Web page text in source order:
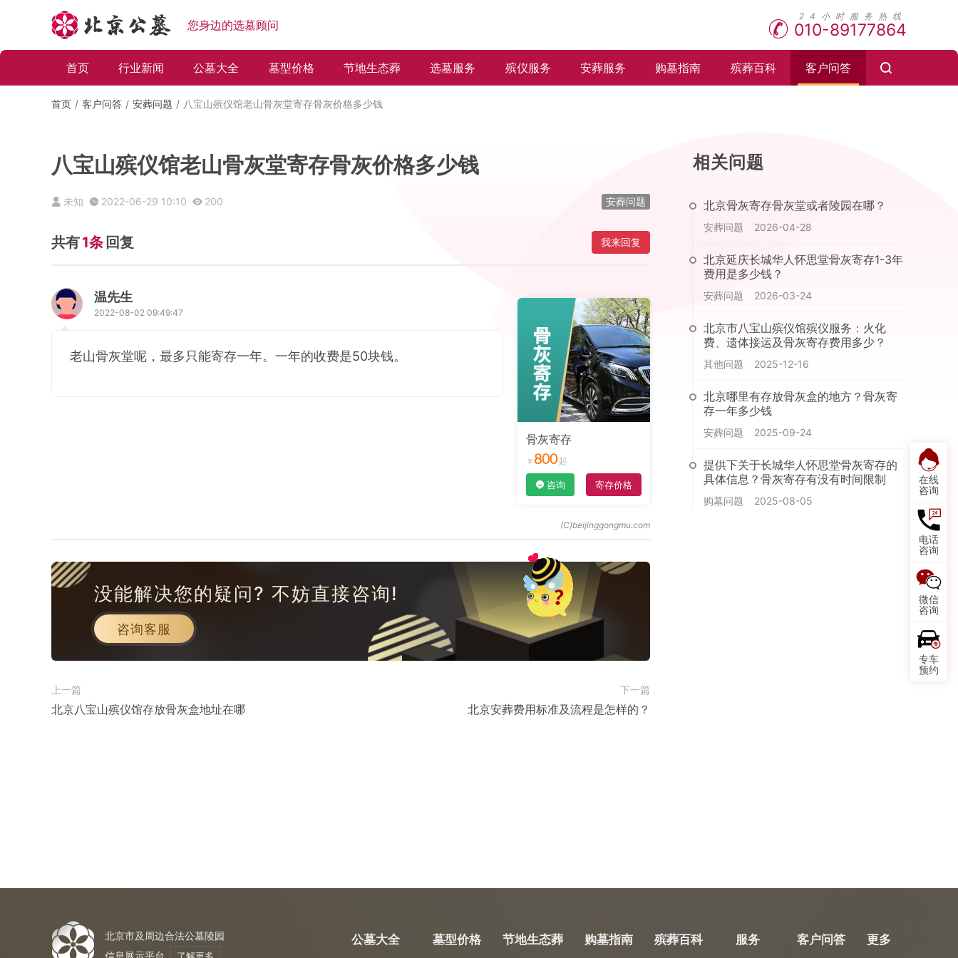
您身边的选墓顾问 010-89177864
首页 行业新闻 公墓大全 墓型价格 节地生态葬 选墓服务 殡仪服务 安葬服务 购墓指南 殡葬百科 客户问答
在线
咨询
电话
咨询
微信
咨询
专车
预约
首页 客户问答 安葬问题 八宝山殡仪馆老山骨灰堂寄存骨灰价格多少钱
八宝山殡仪馆老山骨灰堂寄存骨灰价格多少钱
未知 2022-06-29 10:10 200 安葬问题
共有1条 回复 我来回复
温先生
2022-08-02 09:49:47
老山骨灰堂呢，最多只能寄存一年。一年的收费是50块钱。
骨灰寄存
800
咨询 寄存价格
没能解决您的疑问? 不妨直接咨询!
咨询客服
上一篇
北京八宝山殡仪馆存放骨灰盒地址在哪
下一篇
北京安葬费用标准及流程是怎样的？
相关问题
北京骨灰寄存骨灰堂或者陵园在哪？
安葬问题 2026-04-28
北京延庆长城华人怀思堂骨灰寄存1-3年
费用是多少钱？
安葬问题 2026-03-24
北京市八宝山殡仪馆殡仪服务：火化
费、遗体接运及骨灰寄存费用多少？
其他问题 2025-12-16
北京哪里有存放骨灰盒的地方？骨灰寄
存一年多少钱
安葬问题 2025-09-24
提供下关于长城华人怀思堂骨灰寄存的
具体信息？骨灰寄存有没有时间限制
购墓问题 2025-08-05
北京市及周边合法公墓陵园
信息展示平台
公墓大全 墓型价格 节地生态葬 购墓指南 殡葬百科 服务 客户问答 更多